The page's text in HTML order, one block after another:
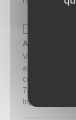
Assistantes
Vous trouverez
assistantes
commune : -
73 26 54 +
top.fr/20343448